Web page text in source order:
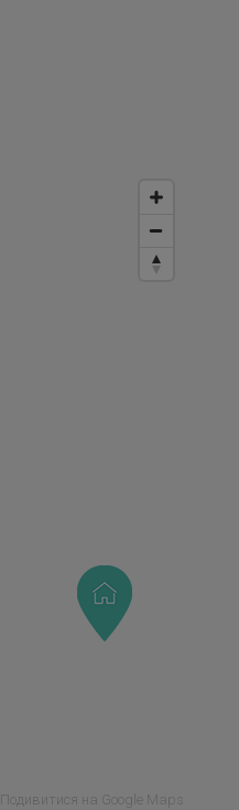
Подивитися на Google Maps